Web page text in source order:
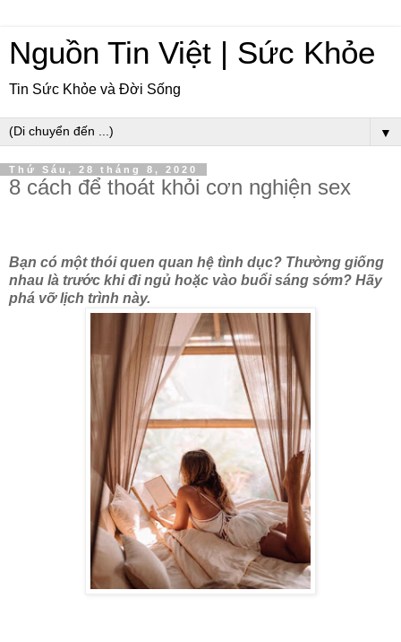
Nguồn Tin Việt | Sức Khỏe
Tin Sức Khỏe và Đời Sống
▼
Thứ Sáu, 28 tháng 8, 2020
8 cách để thoát khỏi cơn nghiện sex
Bạn có một thói quen quan hệ tình dục? Thường giống
nhau là trước khi đi ngủ hoặc vào buổi sáng sớm? Hãy
phá vỡ lịch trình này.